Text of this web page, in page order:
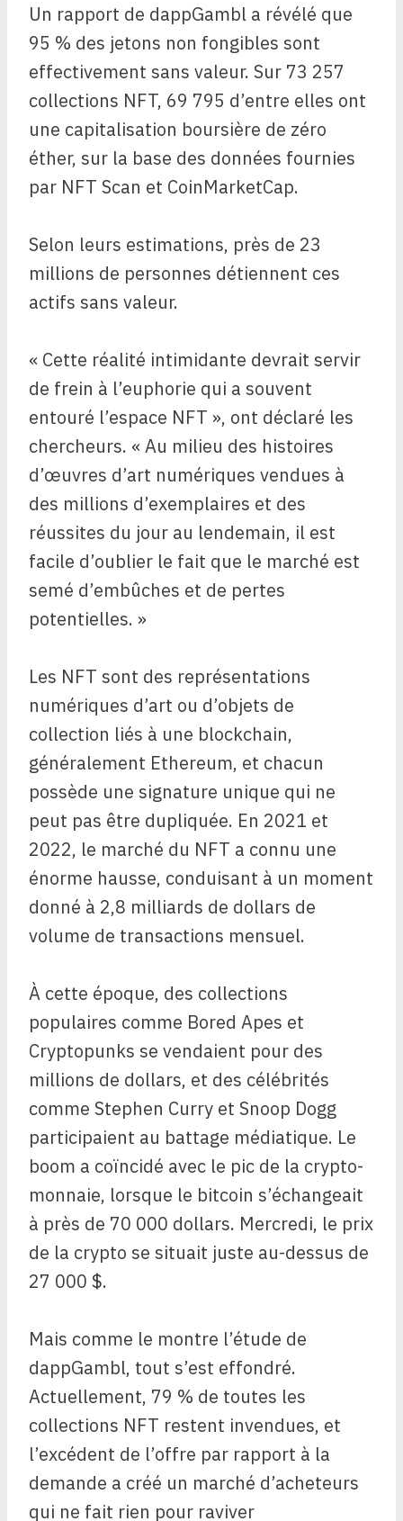
Un rapport de dappGambl a révélé que
95 % des jetons non fongibles sont
effectivement sans valeur. Sur 73 257
collections NFT, 69 795 d’entre elles ont
une capitalisation boursière de zéro
éther, sur la base des données fournies
par NFT Scan et CoinMarketCap.
Selon leurs estimations, près de 23
millions de personnes détiennent ces
actifs sans valeur.
« Cette réalité intimidante devrait servir
de frein à l’euphorie qui a souvent
entouré l’espace NFT », ont déclaré les
chercheurs. « Au milieu des histoires
d’œuvres d’art numériques vendues à
des millions d’exemplaires et des
réussites du jour au lendemain, il est
facile d’oublier le fait que le marché est
semé d’embûches et de pertes
potentielles. »
Les NFT sont des représentations
numériques d’art ou d’objets de
collection liés à une blockchain,
généralement Ethereum, et chacun
possède une signature unique qui ne
peut pas être dupliquée. En 2021 et
2022, le marché du NFT a connu une
énorme hausse, conduisant à un moment
donné à 2,8 milliards de dollars de
volume de transactions mensuel.
À cette époque, des collections
populaires comme Bored Apes et
Cryptopunks se vendaient pour des
millions de dollars, et des célébrités
comme Stephen Curry et Snoop Dogg
participaient au battage médiatique. Le
boom a coïncidé avec le pic de la crypto-
monnaie, lorsque le bitcoin s’échangeait
à près de 70 000 dollars. Mercredi, le prix
de la crypto se situait juste au-dessus de
27 000 $.
Mais comme le montre l’étude de
dappGambl, tout s’est effondré.
Actuellement, 79 % de toutes les
collections NFT restent invendues, et
l’excédent de l’offre par rapport à la
demande a créé un marché d’acheteurs
qui ne fait rien pour raviver